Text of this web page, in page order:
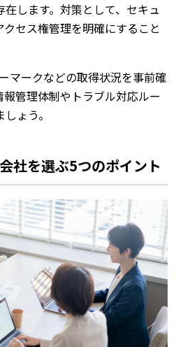
します。対策として、セキュ
セス権管理を明確にすること
マークなどの取得状況を事前確
管理体制やトラブル対応ルー
ょう。
社を選ぶ5つのポイント